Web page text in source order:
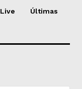
Live Últimas